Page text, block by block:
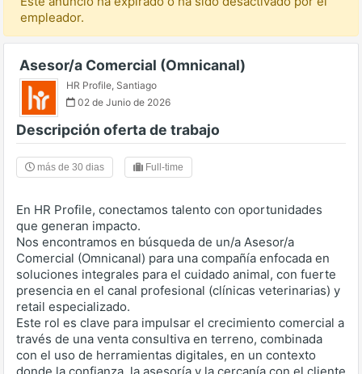
empleador.
Asesor/a Comercial (Omnicanal)
HR Profile, Santiago
02 de Junio de 2026
Descripción oferta de trabajo
más de 30 dias Full-time
En HR Profile, conectamos talento con oportunidades
que generan impacto.
Nos encontramos en búsqueda de un/a Asesor/a
Comercial (Omnicanal) para una compañía enfocada en
soluciones integrales para el cuidado animal, con fuerte
presencia en el canal profesional (clínicas veterinarias) y
retail especializado.
Este rol es clave para impulsar el crecimiento comercial a
través de una venta consultiva en terreno, combinada
con el uso de herramientas digitales, en un contexto